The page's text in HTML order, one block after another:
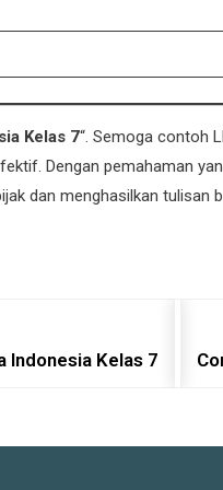
Kelas 7“. Semoga contoh
Dengan pemahaman
dan menghasilkan tulisan
Indonesia Kelas 7